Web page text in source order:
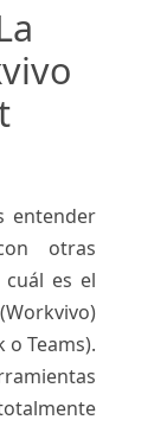
entender
otras
es el
o Teams).